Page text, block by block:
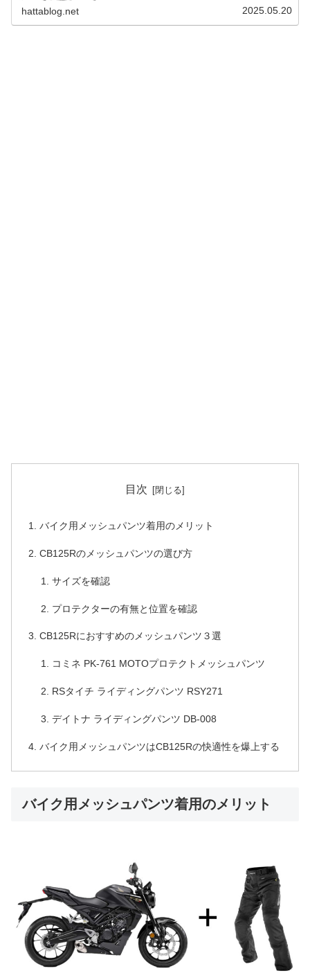
体を守ることができます。 そこで、CB125Rのメッシュジ
ャケットの選び方とおすすめ３選を解説します。
hattablog.net 2025.05.20
目次
バイク用メッシュパンツ着用のメリット
CB125Rのメッシュパンツの選び方
サイズを確認
プロテクターの有無と位置を確認
CB125Rにおすすめのメッシュパンツ３選
コミネ PK-761 MOTOプロテクトメッシュパンツ
RSタイチ ライディングパンツ RSY271
デイトナ ライディングパンツ DB-008
バイク用メッシュパンツはCB125Rの快適性を爆上する
バイク用メッシュパンツ着用のメリット